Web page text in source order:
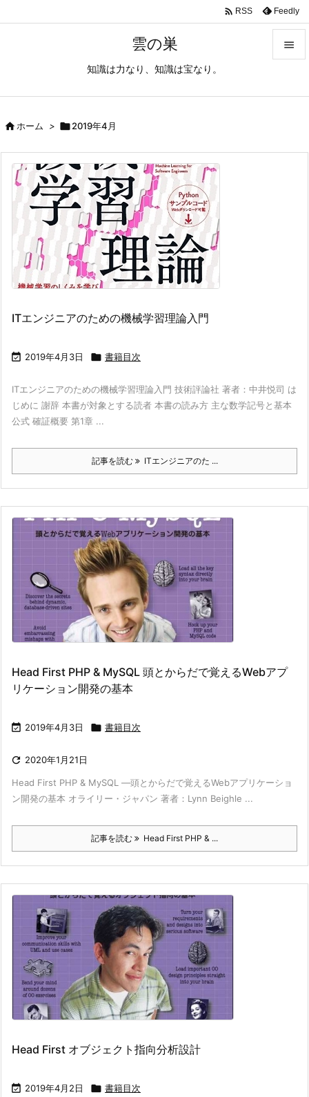
雲の巣
知識は力なり、知識は宝なり。

 RSS Feedly
ホーム > 2019年4月
ITエンジニアのための機械学習理論入門
 2019年4月3日  書籍目次
ITエンジニアのための機械学習理論入門 技術評論社 著者：中井悦司 は
じめに 謝辞 本書が対象とする読者 本書の読み方 主な数学記号と基本
公式 確証概要 第1章 ...
記事を読む ITエンジニアのた ...
Head First PHP & MySQL 頭とからだで覚えるWebアプ
リケーション開発の基本
 2019年4月3日  書籍目次
 2020年1月21日
Head First PHP & MySQL ―頭とからだで覚えるWebアプリケーショ
ン開発の基本 オライリー・ジャパン 著者：Lynn Beighle ...
記事を読む Head First PHP & ...
Head First オブジェクト指向分析設計
 2019年4月2日  書籍目次